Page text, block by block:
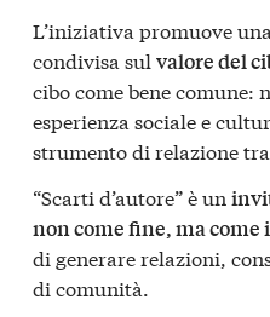
L’iniziativa promuove
condivisa sul valore del
cibo come bene comune:
esperienza sociale e
strumento di relazione
“Scarti d’autore” è un
non come fine, ma come
di generare relazioni,
di comunità.